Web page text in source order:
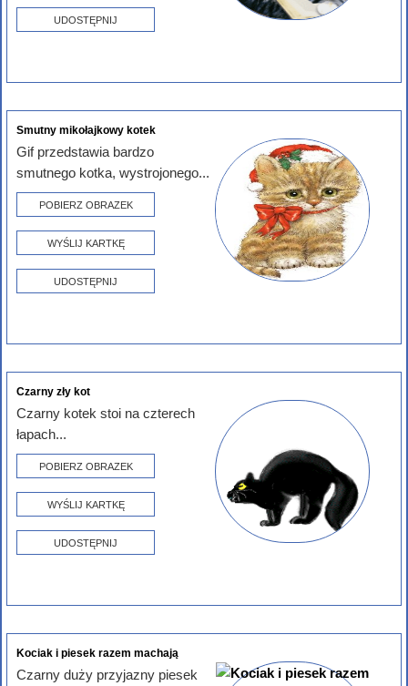
UDOSTĘPNIJ
Smutny mikołajkowy kotek
Gif przedstawia bardzo
smutnego kotka, wystrojonego...
POBIERZ OBRAZEK
WYŚLIJ KARTKĘ
UDOSTĘPNIJ
Czarny zły kot
Czarny kotek stoi na czterech
łapach...
POBIERZ OBRAZEK
WYŚLIJ KARTKĘ
UDOSTĘPNIJ
Kociak i piesek razem machają
Czarny duży przyjazny piesek